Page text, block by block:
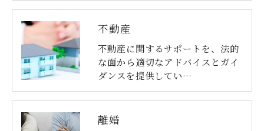
不動産
不動産に関するサポートを、法的
な面から適切なアドバイスとガイ
ダンスを提供してい…
離婚